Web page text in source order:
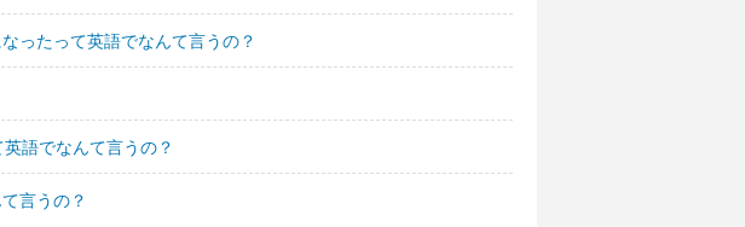
ったって英語でなんて言うの？
語でなんて言うの？
言うの？